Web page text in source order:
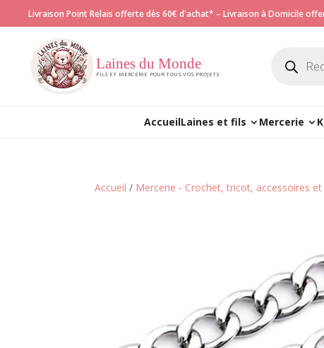
Livraison Point Relais offerte dès 60€ d'achat* – Livraison à Domicile
Laines du Monde
FILS ET MERCERIE POUR TOUS VOS PROJETS produits
AccueilLaines et fils Mercerie
Accueil / Mercerie - Crochet, tricot, accessoires